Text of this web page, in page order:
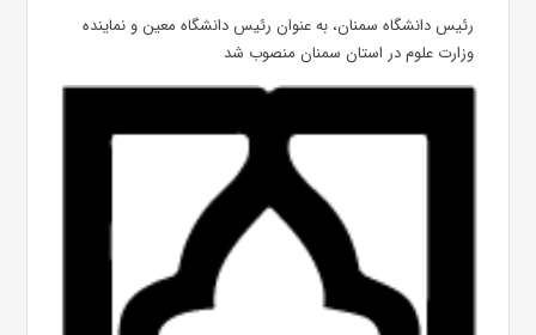
رئیس دانشگاه سمنان، به عنوان رئیس دانشگاه معین و نماینده
وزارت علوم در استان سمنان منصوب شد